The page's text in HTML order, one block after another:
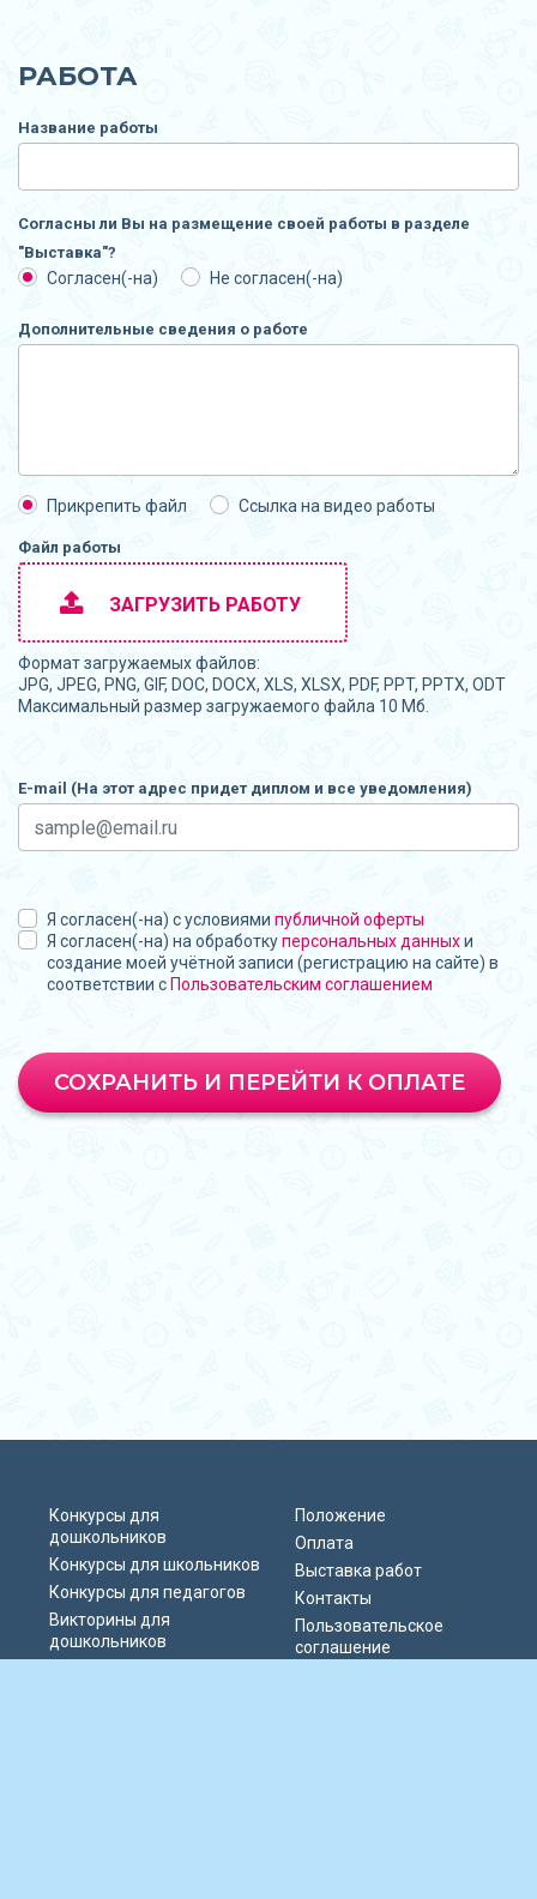
РАБОТА
Название работы
Согласны ли Вы на размещение своей работы в разделе
"Выставка"?
Согласен(-на) Не согласен(-на)
Дополнительные сведения о работе
Прикрепить файл Ссылка на видео работы
Файл работы
ЗАГРУЗИТЬ РАБОТУ
Формат загружаемых файлов:
JPG, JPEG, PNG, GIF, DOC, DOCX, XLS, XLSX, PDF, PPT, PPTX, ODT
Максимальный размер загружаемого файла 10 Мб.
E-mail (На этот адрес придет диплом и все уведомления)
Я согласен(-на) с условиями публичной оферты
Я согласен(-на) на обработкуперсональных данныхи
создание моей учётной записи (регистрацию на сайте) в
соответствии с Пользовательским соглашением
СОХРАНИТЬ И ПЕРЕЙТИ К ОПЛАТЕ
Конкурсы для
дошкольников
Конкурсы для школьников
Конкурсы для педагогов
Викторины для
дошкольников
Положение
Оплата
Выставка работ
Контакты
Пользовательское
соглашение